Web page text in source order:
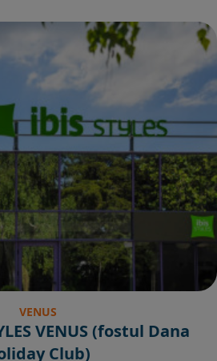
VENUS
VENUS (fostul Dana
Club)